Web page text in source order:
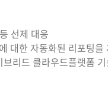
선제 대응
대한 자동화된 리포팅
리드 클라우드플랫폼